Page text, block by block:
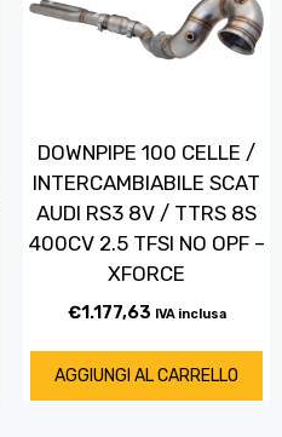
DOWNPIPE 100 CELLE /
INTERCAMBIABILE SCAT
AUDI RS3 8V / TTRS 8S
400CV 2.5 TFSI NO OPF –
XFORCE
€1.177,63 IVA inclusa
AGGIUNGI AL CARRELLO